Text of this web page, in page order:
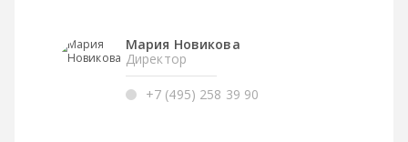
Мария Новикова
Директор
+7 (495) 258 39 90